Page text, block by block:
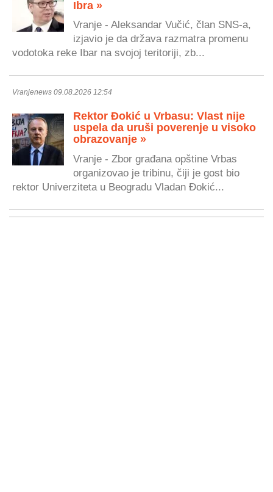
Ibra »
Vranje - Aleksandar Vučić, član SNS-a,
izjavio je da država razmatra promenu
vodotoka reke Ibar na svojoj teritoriji, zb...
Vranjenews 09.08.2026 12:54
Rektor Đokić u Vrbasu: Vlast nije
uspela da uruši poverenje u visoko
obrazovanje »
Vranje - Zbor građana opštine Vrbas
organizovao je tribinu, čiji je gost bio
rektor Univerziteta u Beogradu Vladan Đokić...